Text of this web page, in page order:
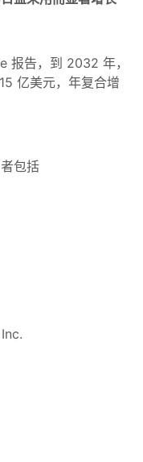
报告，到 2032 年，
亿美元，年复合增
包括